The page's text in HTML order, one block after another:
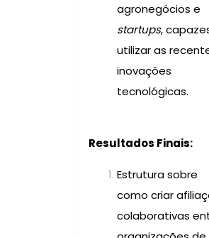
agronegócios e
startups,
utilizar as
inovações
tecnológicas.
Resultados Finais:
Estrutura sobre
como criar
colaborativas